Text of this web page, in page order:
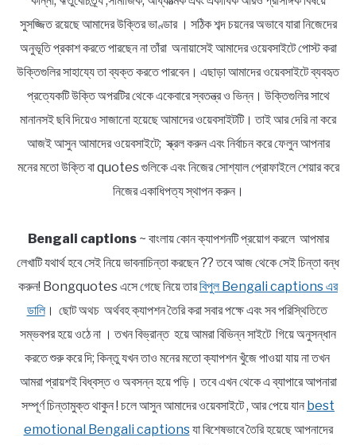
সুসজ্জিত রয়েছে আমাদের উক্তির ভাণ্ডার । সঠিক শব্দ চয়নের অভাবে যারা নিজেদের
অনুভূতি প্রকাশ করতে পারছেন না তাঁরা অনায়াসেই আমাদের ওয়েবসাইটে পোস্ট করা
উক্তিগুলির সাহায্যে তা ব্যক্ত করতে পারবেন। এছাড়া আমাদের ওয়েবসাইটে ব্যবহৃত
প্রত্যেকটি উক্তি অপরটির থেকে একেবারে স্বতন্ত্র ও ভিন্ন। উক্তিগুলির সাথে
মানানসই ছবি দিয়েও সাজানো হয়েছে আমাদের ওয়েবসাইটটি। তাই আর দেরি না করে
আজই আসুন আমাদের ওয়েবসাইটে; স্ক্রল করুন এবং নির্বাচন করে ফেলুন আপনার
মনের মতো উক্তি বা quotes গুলিকে এবং নিজের সোশ্যাল প্রোফাইলে শেয়ার করে
নিজের একাধিপত্য স্থাপন করুন।
Bengali captions~ বাংলায় কোন ক্যাপশনটি প্রয়োগ করলে আপমার
লেখাটি যথার্থ হবে সেই নিয়ে ভাবনাচিন্তা করছেন ?? তবে আজ থেকে সেই চিন্তা বন্ধ
করুন! Bongquotes এসে গেছে নিয়ে তারবিপুল Bengali captions এর
ডালি। ছোট অথচ অর্থবহ ক্যাপশন তৈরি করা সবার পক্ষে এবং সব পরিস্থিতিতে
সম্ভবপর হয়ে ওঠে না । তখন বিভ্রান্ত হয়ে আমরা বিভিন্ন সাইটে গিয়ে অনুসন্ধান
করতে শুরু করে দি; কিন্তু যখন তাও মনের মতো ক্যাপশন খুঁজে পাওয়া যায় না তখন
আমরা প্রায়শই বিধ্বস্ত ও অবসন্ন হয়ে পড়ি। তবে এখন থেকে এ ব্যাপারে আপনারা
সম্পূর্ণ চিন্তামুক্ত থাকুন ! চলে আসুন আমাদের ওয়েবসাইটে , আর পেয়ে যান best
emotional Bengali captionsযা বিশেষভাবে তৈরি হয়েছে আপনাদের